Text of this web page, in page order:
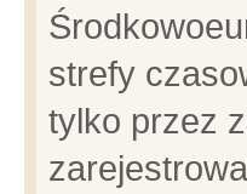
strefy
tylko przez